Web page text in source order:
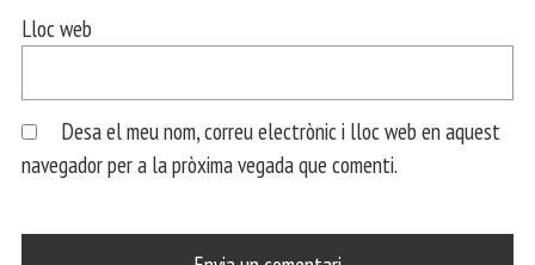
Lloc web
Desa el meu nom, correu electrònic i lloc web en aquest
navegador per a la pròxima vegada que comenti.